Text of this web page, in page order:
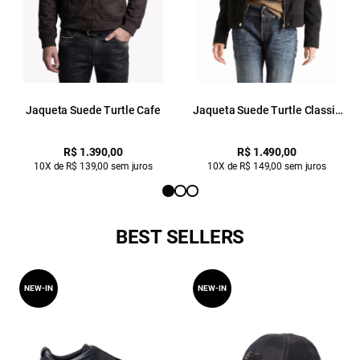
Jaqueta Suede Turtle Cafe
R$ 1.390,00
10X de R$ 139,00 sem juros
Jaqueta Suede Turtle Classic
R$ 1.490,00
10X de R$ 149,00 sem juros
BEST SELLERS
NEW-IN NEW-IN